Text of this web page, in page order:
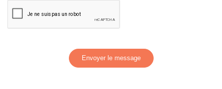
Envoyer le message